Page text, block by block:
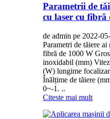
Parametrii de
cu laser cu fibră
de admin pe 2022-
Parametri de tăiere
fibră de 1000 W
inoxidabil (mm)
(W) lungime
Înălțime de tăiere
0~-1. ..
Citeste mai mult